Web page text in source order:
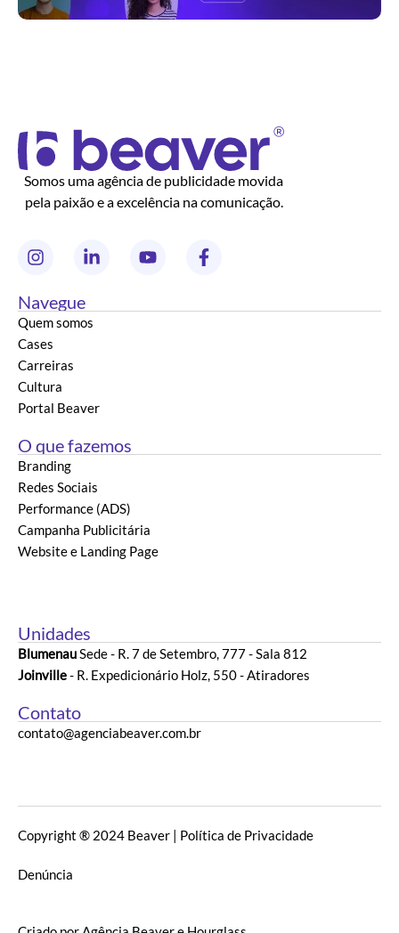
Somos uma agência de publicidade movida
pela paixão e a excelência na comunicação.
Navegue
Quem somos
Cases
Carreiras
Cultura
Portal Beaver
O que fazemos
Branding
Redes Sociais
Performance (ADS)
Campanha Publicitária
Website e Landing Page
Unidades
BlumenauSede - R. 7 de Setembro, 777 - Sala 812
Joinville- R. Expedicionário Holz, 550 - Atiradores
Contato
contato@agenciabeaver.com.br
Copyright ® 2024 Beaver | Política de Privacidade
Denúncia